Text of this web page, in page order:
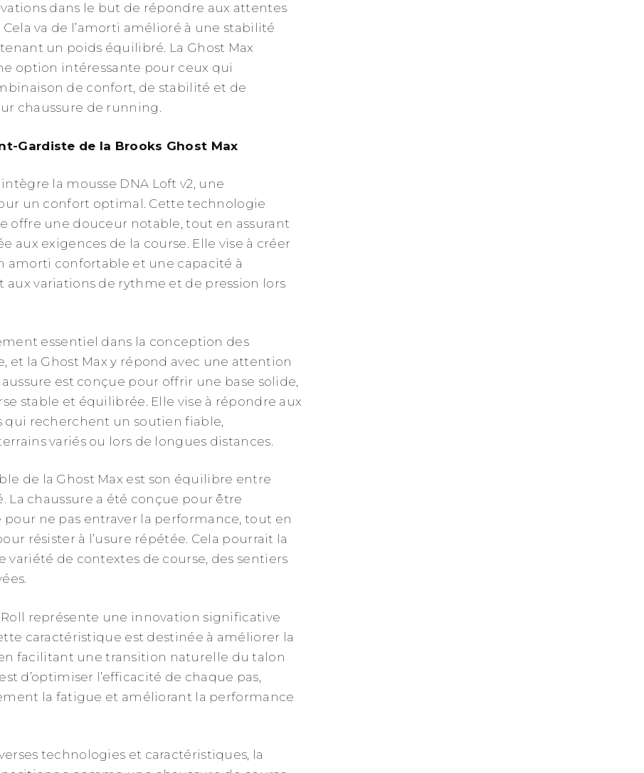
dans le but de répondre aux attentes
va de l’amorti amélioré à une stabilité
un poids équilibré. La Ghost Max
option intéressante pour ceux qui
de confort, de stabilité et de
chaussure de running.
Gardiste de la Brooks Ghost Max
la mousse DNA Loft v2, une
un confort optimal. Cette technologie
offre une douceur notable, tout en assurant
aux exigences de la course. Elle vise à créer
amorti confortable et une capacité à
variations de rythme et de pression lors
essentiel dans la conception des
et la Ghost Max y répond avec une attention
est conçue pour offrir une base solide,
stable et équilibrée. Elle vise à répondre aux
qui recherchent un soutien fiable,
variés ou lors de longues distances.
de la Ghost Max est son équilibre entre
La chaussure a été conçue pour être
ne pas entraver la performance, tout en
résister à l’usure répétée. Cela pourrait la
variété de contextes de course, des sentiers
représente une innovation significative
caractéristique est destinée à améliorer la
facilitant une transition naturelle du talon
d’optimiser l’efficacité de chaque pas,
la fatigue et améliorant la performance
technologies et caractéristiques, la